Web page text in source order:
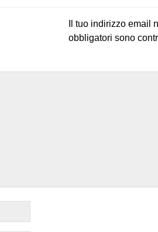
Il tuo indirizzo email
obbligatori sono